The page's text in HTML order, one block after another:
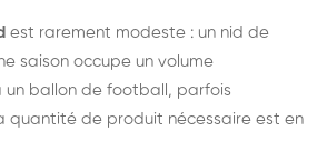
est rarement modeste : un nid de
saison occupe un volume
ballon de football, parfois
quantité de produit nécessaire est en